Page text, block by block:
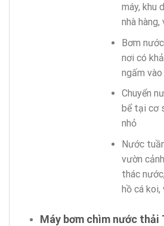
máy, khu
nhà hàng,
Bơm
nơi có
ngấm
Chuyển
bể tại cơ
nhỏ
Nước
vườn
thác
hồ cá koi,
Máy bơm chìm nước thải